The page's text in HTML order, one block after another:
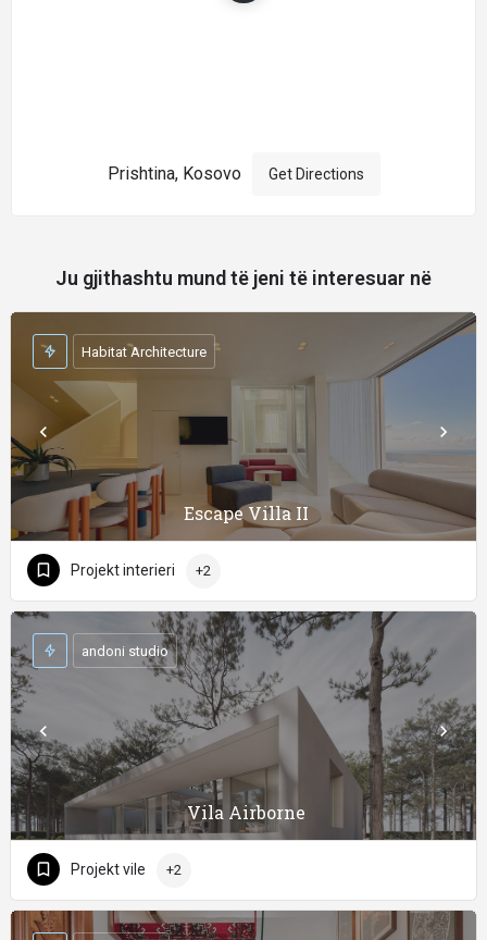
Prishtina, Kosovo Get Directions
Ju gjithashtu mund të jeni të interesuar në
Escape Villa II
Habitat Architecture
Projekt interieri +2
Vila Airborne
andoni studio
Projekt vile +2